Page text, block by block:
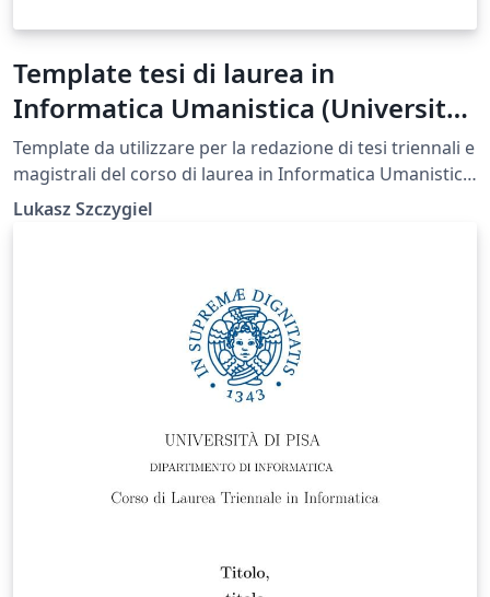
Template tesi di laurea in
Informatica Umanistica (Università
di Pisa)
Template da utilizzare per la redazione di tesi triennali e
magistrali del corso di laurea in Informatica Umanistica.
Composto seguendo le rispettive linee guida sulla
redazione degli elaborati
nale2009.pdf, https://infouma.fileli.unipi.it/wp-
content/uploads/2014/11/Lineeguida_tesi_magistrale.p
Lukasz Szczygiel